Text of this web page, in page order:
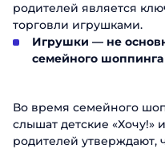
родителей является
торговли игрушками.
Игрушки — не
семейного шоппинга
Во время семейного
слышат детские «Хочу!»
родителей утверждают,